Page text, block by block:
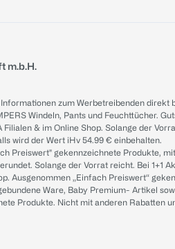
m.b.H.
zum Werbetreibenden direkt
Windeln, Pants und Feuchttücher.
& im Online Shop. Solange der
wird der Wert iHv 54.99 € einbehalten.
Preiswert" gekennzeichnete
Solange der Vorrat reicht. Bei 1+1
Ausgenommen „Einfach Preiswert“
Ware, Baby Premium- Artikel
Produkte. Nicht mit anderen